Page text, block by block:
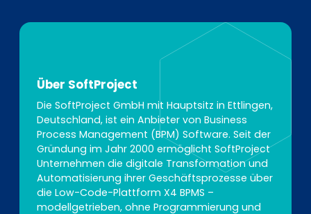
Über SoftProject
Die SoftProject GmbH mit Hauptsitz in Ettlingen,
Deutschland, ist ein Anbieter von Business
Process Management (BPM) Software. Seit der
Gründung im Jahr 2000 ermöglicht SoftProject
Unternehmen die digitale Transformation und
Automatisierung ihrer Geschäftsprozesse über
die Low-Code-Plattform X4 BPMS –
modellgetrieben, ohne Programmierung und